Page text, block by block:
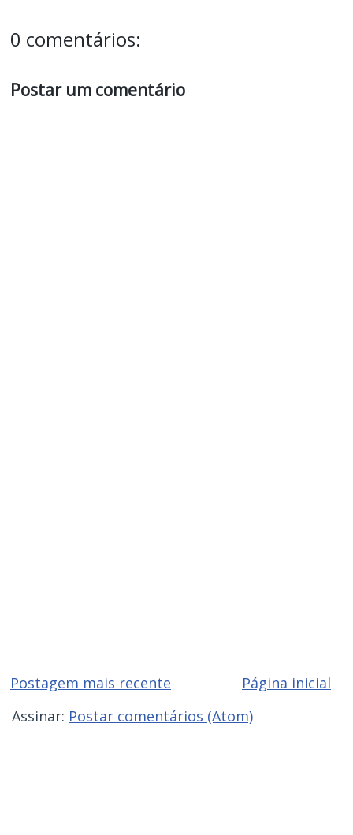
0 comentários:
Postar um comentário
Postagem mais recente
Página inicial
Assinar: Postar comentários (Atom)